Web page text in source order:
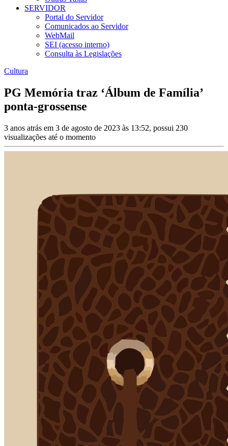
SERVIDOR
Portal do Servidor
Comunicados ao Servidor
WebMail
SEI (acesso interno)
Consulta às Legislações
Cultura
PG Memória traz ‘Álbum de Família’
ponta-grossense
3 anos atrás em 3 de agosto de 2023 às 13:52, possui 230
visualizações até o momento